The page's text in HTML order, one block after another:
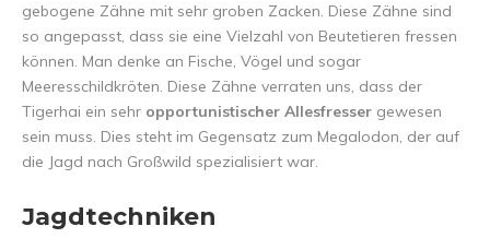
gebogene Zähne mit sehr groben Zacken. Diese Zähne sind
so angepasst, dass sie eine Vielzahl von Beutetieren fressen
können. Man denke an Fische, Vögel und sogar
Meeresschildkröten. Diese Zähne verraten uns, dass der
Tigerhai ein sehr opportunistischer Allesfresser gewesen
sein muss. Dies steht im Gegensatz zum Megalodon, der auf
die Jagd nach Großwild spezialisiert war.
Jagdtechniken